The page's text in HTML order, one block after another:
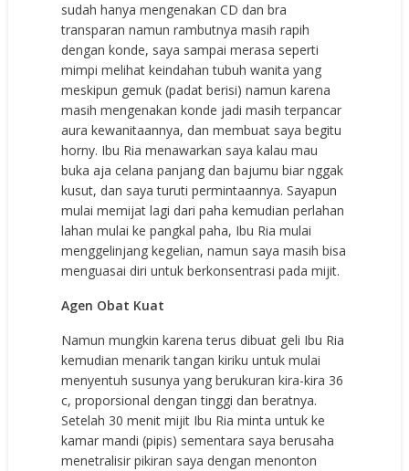
sudah hanya mengenakan CD dan bra
transparan namun rambutnya masih rapih
dengan konde, saya sampai merasa seperti
mimpi melihat keindahan tubuh wanita yang
meskipun gemuk (padat berisi) namun karena
masih mengenakan konde jadi masih terpancar
aura kewanitaannya, dan membuat saya begitu
horny. Ibu Ria menawarkan saya kalau mau
buka aja celana panjang dan bajumu biar nggak
kusut, dan saya turuti permintaannya. Sayapun
mulai memijat lagi dari paha kemudian perlahan
lahan mulai ke pangkal paha, Ibu Ria mulai
menggelinjang kegelian, namun saya masih bisa
menguasai diri untuk berkonsentrasi pada mijit.
Agen Obat Kuat
Namun mungkin karena terus dibuat geli Ibu Ria
kemudian menarik tangan kiriku untuk mulai
menyentuh susunya yang berukuran kira-kira 36
c, proporsional dengan tinggi dan beratnya.
Setelah 30 menit mijit Ibu Ria minta untuk ke
kamar mandi (pipis) sementara saya berusaha
menetralisir pikiran saya dengan menonton